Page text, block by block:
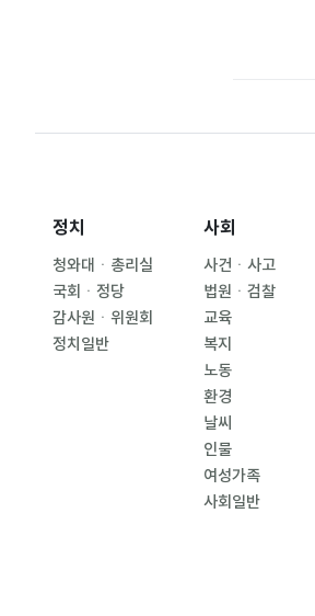
정치
청와대ㆍ총리실
국회ㆍ정당
감사원ㆍ위원회
정치일반
사회
사건ㆍ사고
법원ㆍ검찰
교육
복지
노동
환경
날씨
인물
여성가족
사회일반